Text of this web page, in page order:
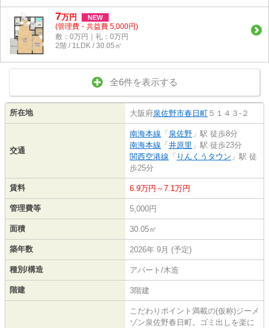
7万円 NEW
(管理費・共益費 5,000円)
敷：0万円｜礼：0万円
2階 / 1LDK / 30.05㎡
全6件を表示する
所在地 大阪府泉佐野市春日町 ５１４３-２
交通
南海本線 「 泉佐野 」駅 徒歩8分
南海本線 「 井原里 」駅 徒歩23分
関西空港線 「 りんくうタウン 」駅 徒
歩25分
賃料 6.9万円～7.1万円
管理費等 5,000円
面積 30.05㎡
築年数 2026年 9月 (予定)
種別/構造 アパート/木造
階建 3階建
こだわりポイント満載の(仮称)ジーメ
ゾン泉佐野春日町。ゴミ出しを楽に